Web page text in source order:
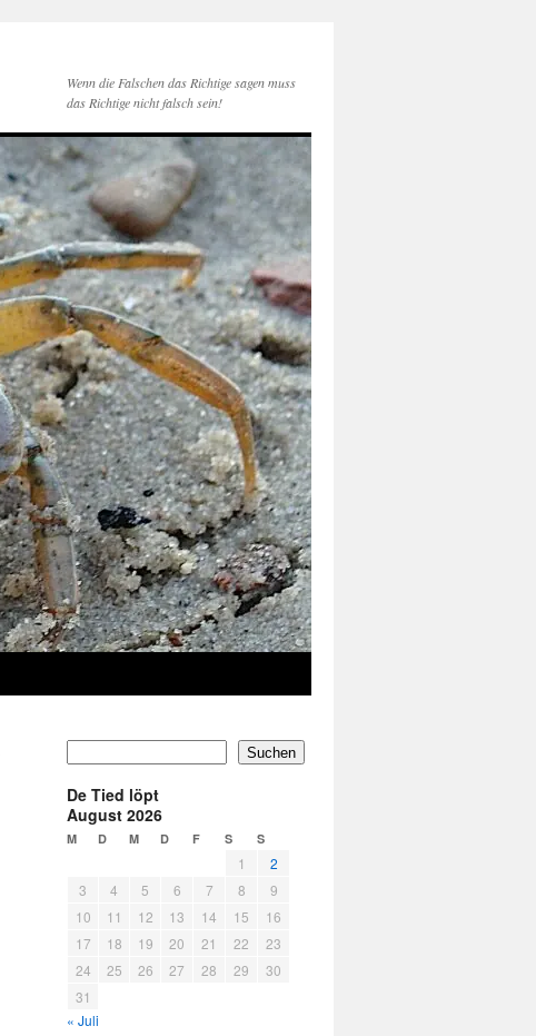
Wenn die Falschen das Richtige sagen muss
das Richtige nicht falsch sein!
Suchen
De Tied löpt
August 2026
M D M D F S S
1
2
3
4 5 6 7 8
9
10
11 12 13 14 15
16
17
18 19 20 21 22
23
24
25 26 27 28 29
30
31
« Juli